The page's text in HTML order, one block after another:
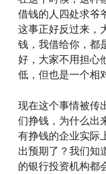
借钱的人四处求爷
这事正好反过来，
钱，我借给你，都
好，大家不用担心
低，但也是一个相
现在这个事情被传
们挣钱，为什么出
有挣钱的企业实际
出预期了？我们知
的银行投资机构都